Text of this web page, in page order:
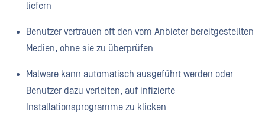
liefern
Benutzer vertrauen oft den vom Anbieter bereitgestellten
Medien, ohne sie zu überprüfen
Malware kann automatisch ausgeführt werden oder
Benutzer dazu verleiten, auf infizierte
Installationsprogramme zu klicken